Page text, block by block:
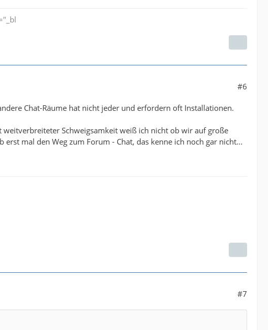
#6
Chat-Räume hat nicht jeder und erfordern oft Installationen.
Schweigsamkeit weiß ich nicht ob wir auf große
mal den Weg zum Forum - Chat, das kenne ich noch gar nicht...
#7